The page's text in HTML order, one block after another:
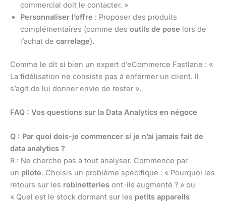
commercial doit le contacter. »
Personnaliser l’offre : Proposer des produits
complémentaires (comme des outils de pose lors de
l’achat de carrelage).
Comme le dit si bien un expert d’eCommerce Fastlane : «
La fidélisation ne consiste pas à enfermer un client. Il
s’agit de lui donner envie de rester ».
FAQ : Vos questions sur la Data Analytics en négoce
Q : Par quoi dois-je commencer si je n’ai jamais fait de
data analytics ?
R : Ne cherche pas à tout analyser. Commence par
un pilote. Choisis un problème spécifique : « Pourquoi les
retours sur les robinetteries ont-ils augmenté ? » ou
« Quel est le stock dormant sur les petits appareils